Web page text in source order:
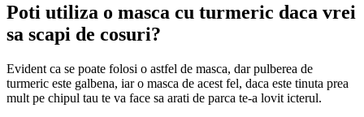
Poti utiliza o masca cu turmeric daca vrei
sa scapi de cosuri?
Evident ca se poate folosi o astfel de masca, dar pulberea de
turmeric este galbena, iar o masca de acest fel, daca este tinuta prea
mult pe chipul tau te va face sa arati de parca te-a lovit icterul.